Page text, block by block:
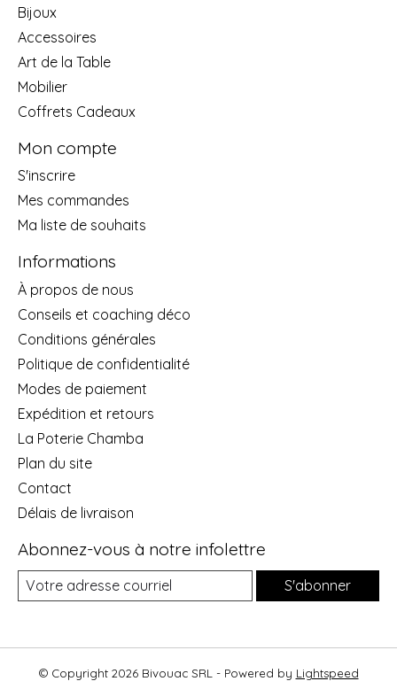
Bijoux
Accessoires
Art de la Table
Mobilier
Coffrets Cadeaux
Mon compte
S'inscrire
Mes commandes
Ma liste de souhaits
Informations
À propos de nous
Conseils et coaching déco
Conditions générales
Politique de confidentialité
Modes de paiement
Expédition et retours
La Poterie Chamba
Plan du site
Contact
Délais de livraison
Abonnez-vous à notre infolettre
S'abonner
© Copyright 2026 Bivouac SRL - Powered by Lightspeed